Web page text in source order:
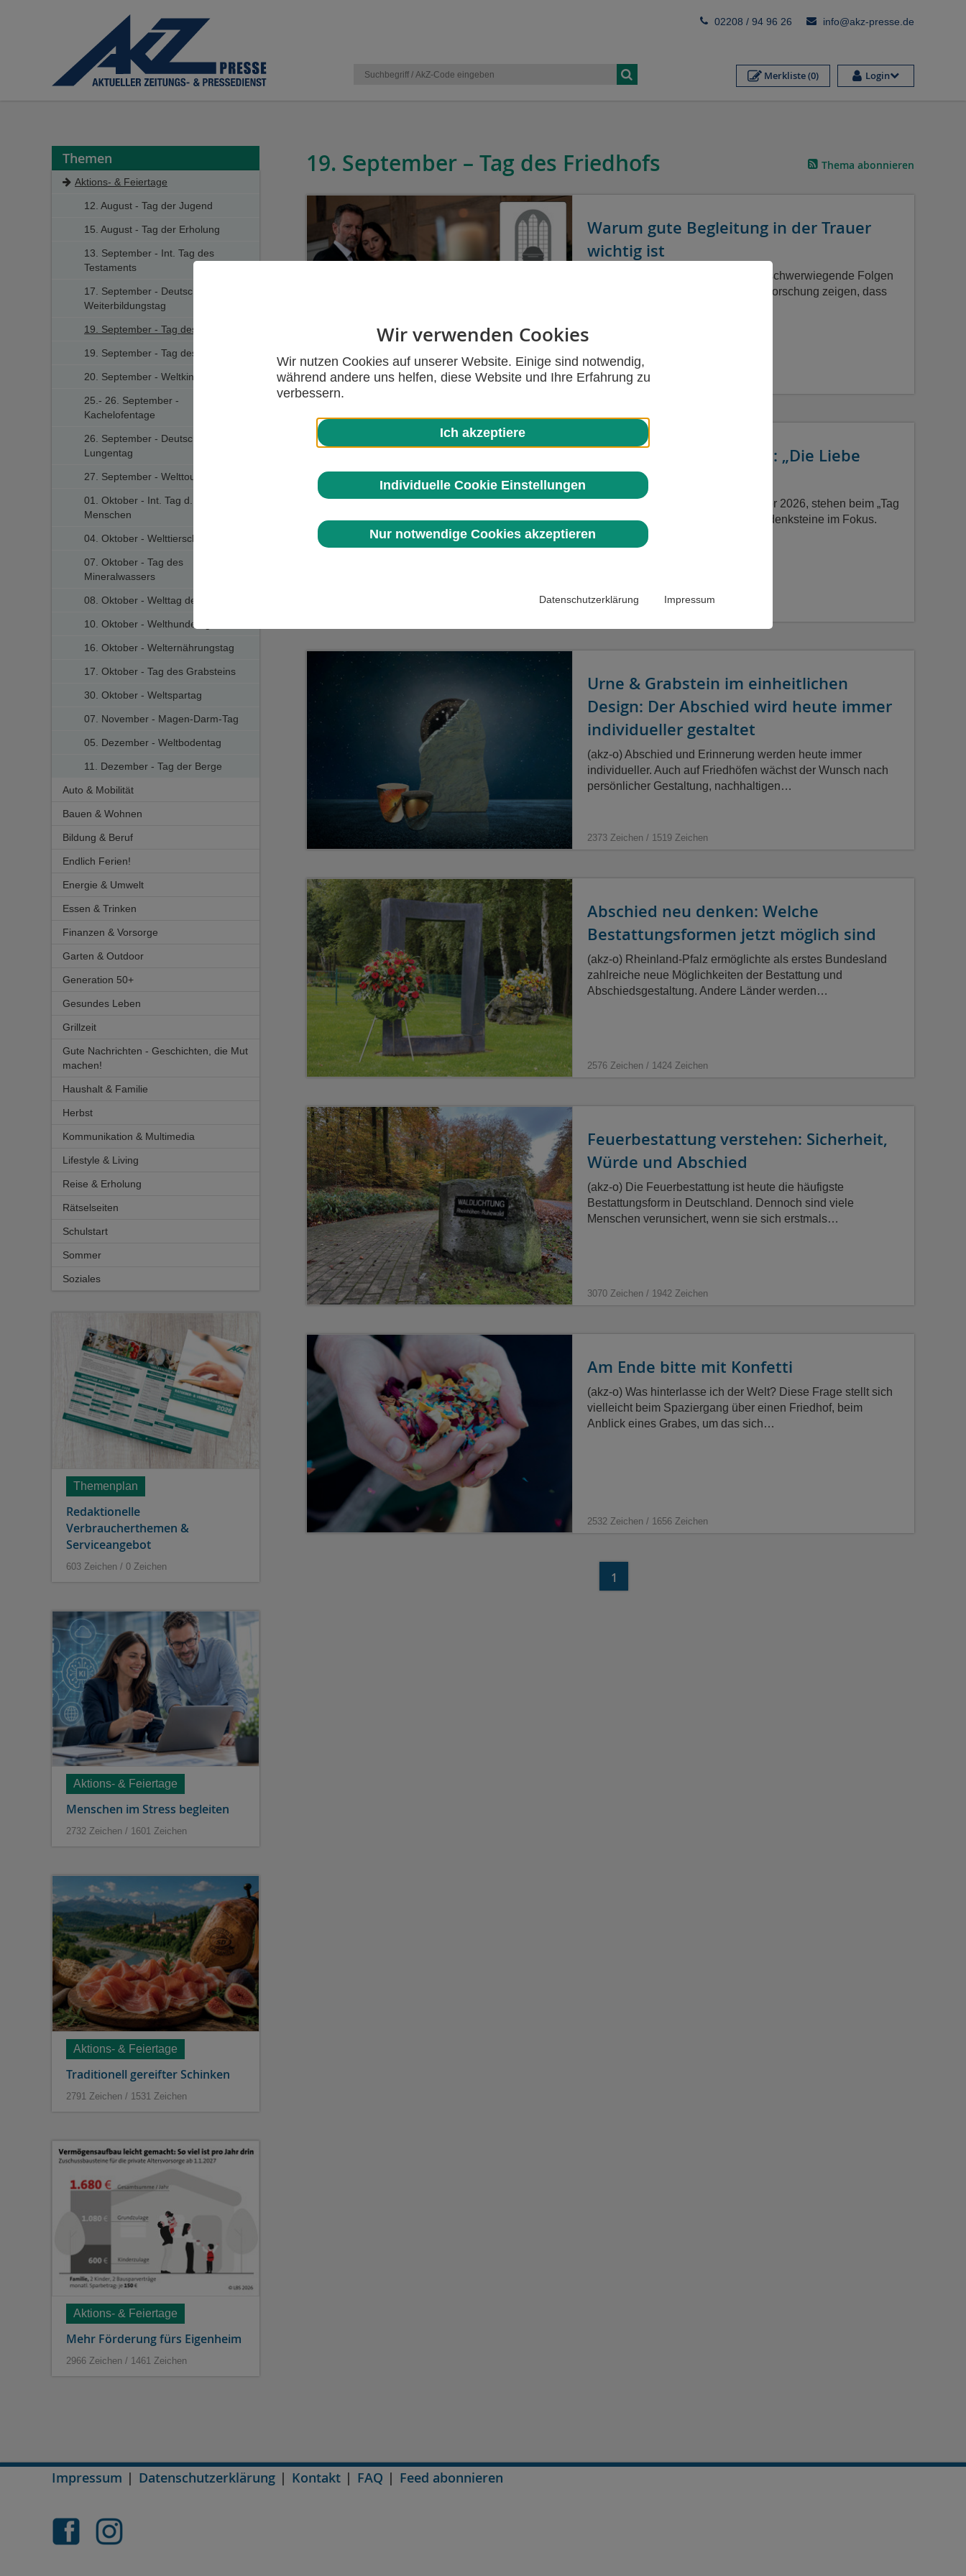
Wir verwenden Cookies
Wir nutzen Cookies auf unserer Website. Einige sind notwendig,
während andere uns helfen, diese Website und Ihre Erfahrung zu
verbessern.
Ich akzeptiere
Individuelle Cookie Einstellungen
Nur notwendige Cookies akzeptieren
Datenschutzerklärung Impressum
02208 / 94 96 26 info@akz-presse.de
Merkliste(0) Login
Themen
Aktions- & Feiertage
12. August - Tag der Jugend
15. August - Tag der Erholung
13. September - Int. Tag des
Testaments
17. September - Deutscher
Weiterbildungstag
19. September - Tag des Friedhofs
19. September - Tag des Bades
20. September - Weltkindertag
25.- 26. September -
Kachelofentage
26. September - Deutscher
Lungentag
27. September - Welttourismustag
01. Oktober - Int. Tag d. älteren
Menschen
04. Oktober - Welttierschutztag
07. Oktober - Tag des
Mineralwassers
08. Oktober - Welttag des Sehens
10. Oktober - Welthundetag
16. Oktober - Welternährungstag
17. Oktober - Tag des Grabsteins
30. Oktober - Weltspartag
07. November - Magen-Darm-Tag
05. Dezember - Weltbodentag
11. Dezember - Tag der Berge
Auto & Mobilität
Bauen & Wohnen
Bad und Küche
Dach, Fenster und Dämmung
Fußboden und Wandgestaltung
Gestaltung und Einrichtung
Heimwerken
Kamin und Ofen
Outdoor
Schlafzimmer
Sicherheit
Bildung & Beruf
Ausbildung, Schule und Studium
Beruf und Weiterbildung
Endlich Ferien!
Energie & Umwelt
Heizung
Nachhaltigkeit
Solar und Energie
Essen & Trinken
Ernährung
Rezepte
Finanzen & Vorsorge
Garten & Outdoor
Generation 50+
Gesundheit
Reise und Erholung
Vorsorge
Gesundes Leben
Ernährung
Gesund und fit
Grillzeit
Gute Nachrichten - Geschichten, die Mut
machen!
Haushalt & Familie
Haushalt
Kinder und Jugendliche
Schwangerschaft, Baby & Kleinkind
Tierwelt
Trauer & Abschied
Herbst
Kommunikation & Multimedia
Lifestyle & Living
Do it yourself
Hochzeit
Sport, Fitness und Wellness
Trends
Reise & Erholung
Rätselseiten
Schulstart
Sommer
Soziales
Themenplan
Redaktionelle
Verbraucherthemen &
Serviceangebot
603 Zeichen / 0 Zeichen
Aktions- & Feiertage
Menschen im Stress begleiten
2732 Zeichen / 1601 Zeichen
Aktions- & Feiertage
Traditionell gereifter Schinken
2791 Zeichen / 1531 Zeichen
Aktions- & Feiertage
Mehr Förderung fürs Eigenheim
2966 Zeichen / 1461 Zeichen
19. September – Tag des Friedhofs Thema abonnieren
Warum gute Begleitung in der Trauer
wichtig ist
(akz-o) Unverarbeitete Trauer kann schwerwiegende Folgen
haben. Erkenntnisse aus der Trauerforschung zeigen, dass
3957 Zeichen / 1597 Zeichen
Tag des Grabsteins 2026: „Die Liebe
bleibt“
(akz-o) Am Samstag, den 17. Oktober 2026, stehen beim „Tag
des Grabsteins“ die besonderen Gedenksteine im Fokus.
Bereits seit 2018 stellt der…
Urne & Grabstein im einheitlichen
Design: Der Abschied wird heute immer
individueller gestaltet
(akz-o) Abschied und Erinnerung werden heute immer
individueller. Auch auf Friedhöfen wächst der Wunsch nach
persönlicher Gestaltung, nachhaltigen…
2373 Zeichen / 1519 Zeichen
Abschied neu denken: Welche
Bestattungsformen jetzt möglich sind
(akz-o) Rheinland-Pfalz ermöglichte als erstes Bundesland
zahlreiche neue Möglichkeiten der Bestattung und
Abschiedsgestaltung. Andere Länder werden…
2576 Zeichen / 1424 Zeichen
Feuerbestattung verstehen: Sicherheit,
Würde und Abschied
(akz-o) Die Feuerbestattung ist heute die häufigste
Bestattungsform in Deutschland. Dennoch sind viele
Menschen verunsichert, wenn sie sich erstmals…
3070 Zeichen / 1942 Zeichen
Am Ende bitte mit Konfetti
(akz-o) Was hinterlasse ich der Welt? Diese Frage stellt sich
vielleicht beim Spaziergang über einen Friedhof, beim
Anblick eines Grabes, um das sich…
2532 Zeichen / 1656 Zeichen
1
Impressum Datenschutzerklärung Kontakt FAQ Feed abonnieren